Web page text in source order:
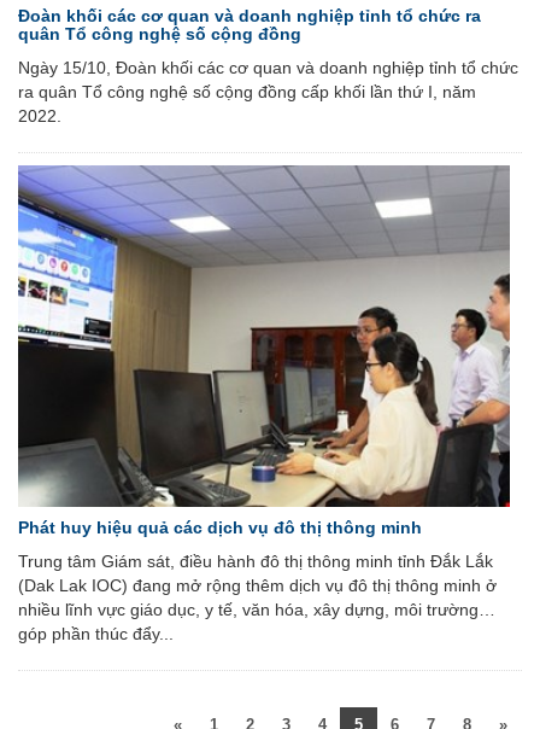
Đoàn khối các cơ quan và doanh nghiệp tỉnh tổ chức ra
quân Tổ công nghệ số cộng đồng
Ngày 15/10, Đoàn khối các cơ quan và doanh nghiệp tỉnh tổ chức
ra quân Tổ công nghệ số cộng đồng cấp khối lần thứ I, năm
2022.
Phát huy hiệu quả các dịch vụ đô thị thông minh
Trung tâm Giám sát, điều hành đô thị thông minh tỉnh Đắk Lắk
(Dak Lak IOC) đang mở rộng thêm dịch vụ đô thị thông minh ở
nhiều lĩnh vực giáo dục, y tế, văn hóa, xây dựng, môi trường…
góp phần thúc đẩy...
« 1 2 3 4 5 6 7 8 »